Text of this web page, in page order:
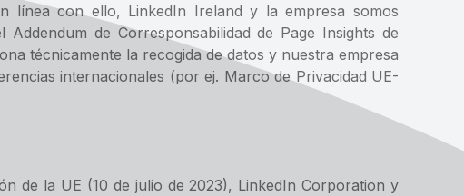
línea con ello, LinkedIn Ireland y la empresa somos
de Corresponsabilidad de Page Insights de
técnicamente la recogida de datos y nuestra empresa
internacionales (por ej. Marco de Privacidad UE-
de la UE (10 de julio de 2023), LinkedIn Corporation y